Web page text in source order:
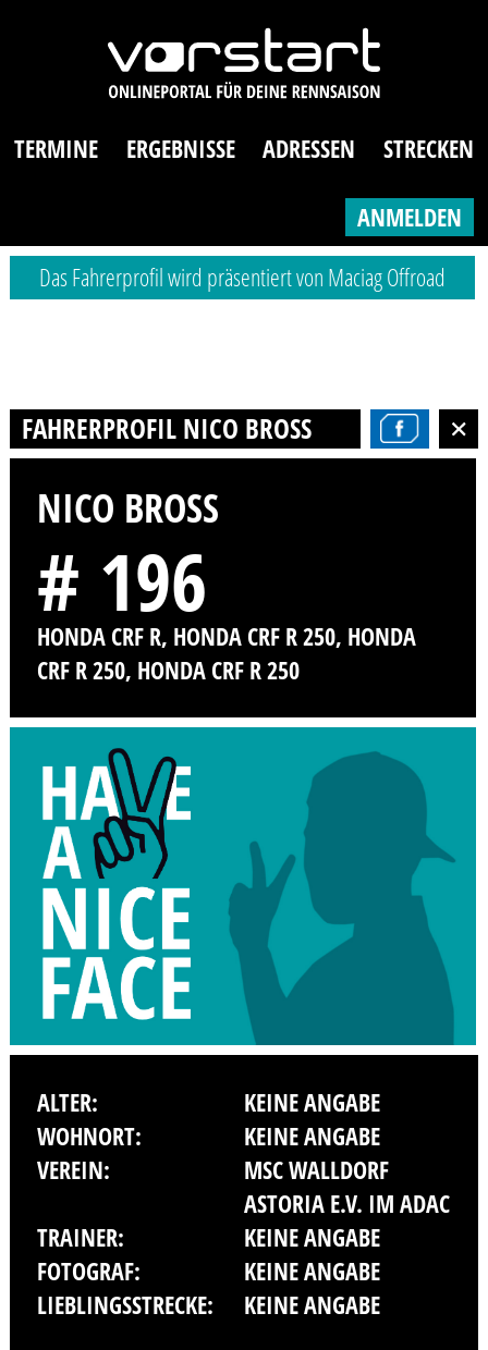
TERMINE ERGEBNISSE ADRESSEN STRECKEN
ANMELDEN
Das Fahrerprofil wird präsentiert von Maciag Offroad
FAHRERPROFIL NICO BROSS
NICO BROSS
# 196
HONDA CRF R, HONDA CRF R 250, HONDA
CRF R 250, HONDA CRF R 250
ALTER:
KEINE ANGABE
WOHNORT:
KEINE ANGABE
VEREIN:
MSC WALLDORF
ASTORIA E.V. IM ADAC
TRAINER:
KEINE ANGABE
FOTOGRAF:
KEINE ANGABE
LIEBLINGSSTRECKE:
KEINE ANGABE